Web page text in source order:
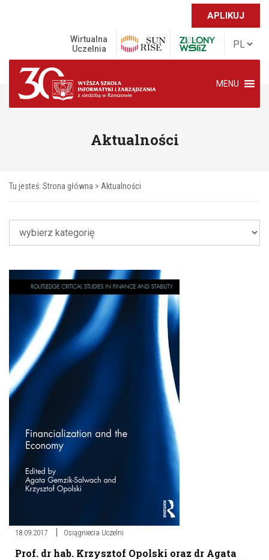
APLIKUJ
Wirtualna
Uczelnia
MENU
Aktualności
Tu jesteś: Strona główna > Aktualności
18.09.2017 Osiągniecia Uczelni
Prof. dr hab. Krzysztof Opolski oraz dr Agata